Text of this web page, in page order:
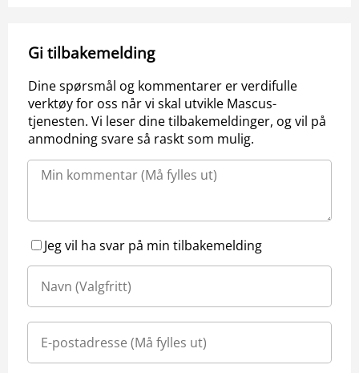
Gi tilbakemelding
Dine spørsmål og kommentarer er verdifulle
verktøy for oss når vi skal utvikle Mascus-
tjenesten. Vi leser dine tilbakemeldinger, og vil på
anmodning svare så raskt som mulig.
Jeg vil ha svar på min tilbakemelding